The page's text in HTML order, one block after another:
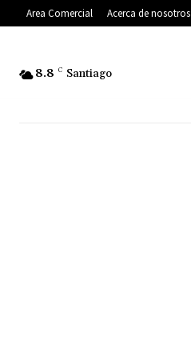
Area Comercial Acerca de nosotros
8.8 C Santiago